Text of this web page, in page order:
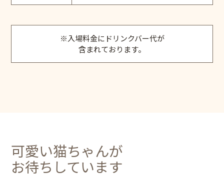
※入場料金にドリンクバー代が
含まれております。
可愛い猫ちゃんが
お待ちしています